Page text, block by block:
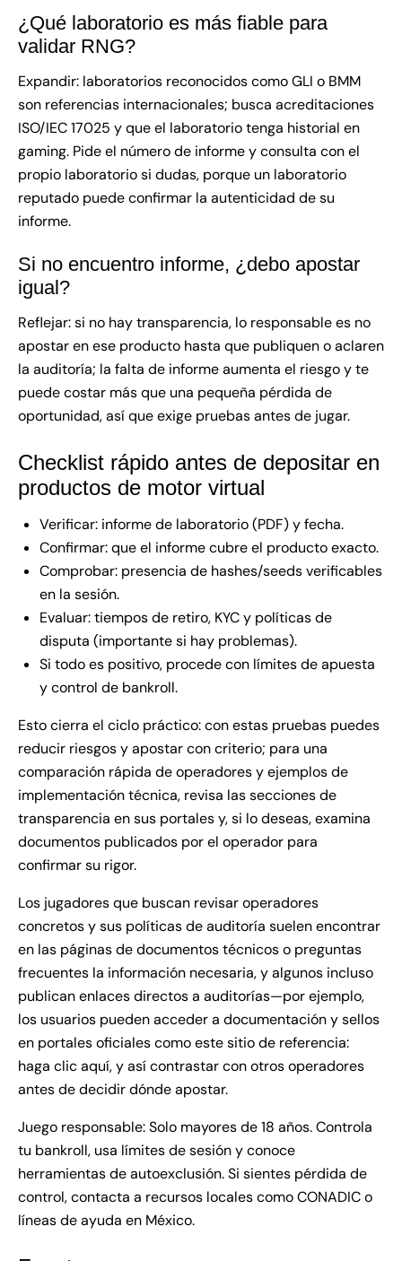
¿Qué laboratorio es más fiable para
validar RNG?
Expandir: laboratorios reconocidos como GLI o BMM
son referencias internacionales; busca acreditaciones
ISO/IEC 17025 y que el laboratorio tenga historial en
gaming. Pide el número de informe y consulta con el
propio laboratorio si dudas, porque un laboratorio
reputado puede confirmar la autenticidad de su
informe.
Si no encuentro informe, ¿debo apostar
igual?
Reflejar: si no hay transparencia, lo responsable es no
apostar en ese producto hasta que publiquen o aclaren
la auditoría; la falta de informe aumenta el riesgo y te
puede costar más que una pequeña pérdida de
oportunidad, así que exige pruebas antes de jugar.
Checklist rápido antes de depositar en
productos de motor virtual
Verificar: informe de laboratorio (PDF) y fecha.
Confirmar: que el informe cubre el producto exacto.
Comprobar: presencia de hashes/seeds verificables
en la sesión.
Evaluar: tiempos de retiro, KYC y políticas de
disputa (importante si hay problemas).
Si todo es positivo, procede con límites de apuesta
y control de bankroll.
Esto cierra el ciclo práctico: con estas pruebas puedes
reducir riesgos y apostar con criterio; para una
comparación rápida de operadores y ejemplos de
implementación técnica, revisa las secciones de
transparencia en sus portales y, si lo deseas, examina
documentos publicados por el operador para
confirmar su rigor.
Los jugadores que buscan revisar operadores
concretos y sus políticas de auditoría suelen encontrar
en las páginas de documentos técnicos o preguntas
frecuentes la información necesaria, y algunos incluso
publican enlaces directos a auditorías—por ejemplo,
los usuarios pueden acceder a documentación y sellos
en portales oficiales como este sitio de referencia:
haga clic aquí, y así contrastar con otros operadores
antes de decidir dónde apostar.
Juego responsable: Solo mayores de 18 años. Controla
tu bankroll, usa límites de sesión y conoce
herramientas de autoexclusión. Si sientes pérdida de
control, contacta a recursos locales como CONADIC o
líneas de ayuda en México.